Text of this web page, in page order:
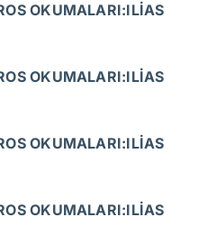
OKUMALARI:ILİAS
OKUMALARI:ILİAS
OKUMALARI:ILİAS
OKUMALARI:ILİAS